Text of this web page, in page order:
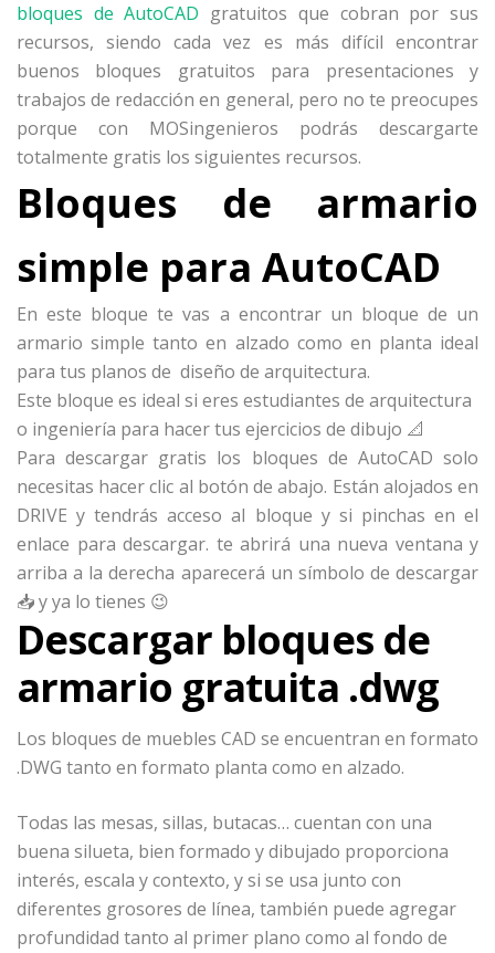
bloques de AutoCAD gratuitos que cobran por sus
recursos, siendo cada vez es más difícil encontrar
buenos bloques gratuitos para presentaciones y
trabajos de redacción en general, pero no te preocupes
porque con MOSingenieros podrás descargarte
totalmente gratis los siguientes recursos.
Bloques de armario
simple para AutoCAD
En este bloque te vas a encontrar un bloque de un
armario simple tanto en alzado como en planta ideal
para tus planos de diseño de arquitectura.
Este bloque es ideal si eres estudiantes de arquitectura
o ingeniería para hacer tus ejercicios de dibujo 📐
Para descargar gratis los bloques de AutoCAD solo
necesitas hacer clic al botón de abajo. Están alojados en
DRIVE y tendrás acceso al bloque y si pinchas en el
enlace para descargar. te abrirá una nueva ventana y
arriba a la derecha aparecerá un símbolo de descargar
📥 y ya lo tienes 😉
Descargar bloques de
armario gratuita .dwg
Los bloques de muebles CAD se encuentran en formato
.DWG tanto en formato planta como en alzado.
Todas las mesas, sillas, butacas… cuentan con una
buena silueta, bien formado y dibujado proporciona
interés, escala y contexto, y si se usa junto con
diferentes grosores de línea, también puede agregar
profundidad tanto al primer plano como al fondo de